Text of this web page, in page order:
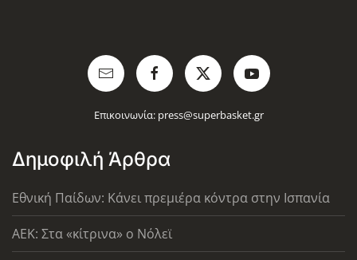
Επικοινωνία: press@superbasket.gr
Δημοφιλή Άρθρα
Εθνική Παίδων: Κάνει πρεμιέρα κόντρα στην Ισπανία
AEK: Στα «κίτρινα» ο Νόλεϊ